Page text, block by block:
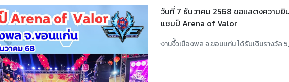
วันที่ 7 ธันวาคม 2568 ขอแสดงความยิ
แชมป์ Arena of Valor
งานงิ้้วเมืองพล จ.ขอนแก่น ได้รับเงินรางวัล